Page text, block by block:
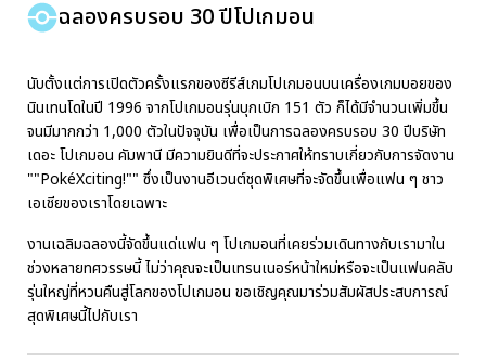
ฉลองครบรอบ 30 ปีโปเกมอน
นับตั้งแต่การเปิดตัวครั้งแรกของซีรีส์เกมโปเกมอนบนเครื่องเกมบอยของ
นินเทนโดในปี 1996 จากโปเกมอนรุ่นบุกเบิก 151 ตัว ก็ได้มีจำนวนเพิ่มขึ้น
จนมีมากกว่า 1,000 ตัวในปัจจุบัน เพื่อเป็นการฉลองครบรอบ 30 ปีบริษัท
เดอะ โปเกมอน คัมพานี มีความยินดีที่จะประกาศให้ทราบเกี่ยวกับการจัดงาน
""PokéXciting!"" ซึ่งเป็นงานอีเวนต์ชุดพิเศษที่จะจัดขึ้นเพื่อแฟน ๆ ชาว
เอเชียของเราโดยเฉพาะ
งานเฉลิมฉลองนี้จัดขึ้นแด่แฟน ๆ โปเกมอนที่เคยร่วมเดินทางกับเรามาใน
ช่วงหลายทศวรรษนี้ ไม่ว่าคุณจะเป็นเทรนเนอร์หน้าใหม่หรือจะเป็นแฟนคลับ
รุ่นใหญ่ที่หวนคืนสู่โลกของโปเกมอน ขอเชิญคุณมาร่วมสัมผัสประสบการณ์
สุดพิเศษนี้ไปกับเรา